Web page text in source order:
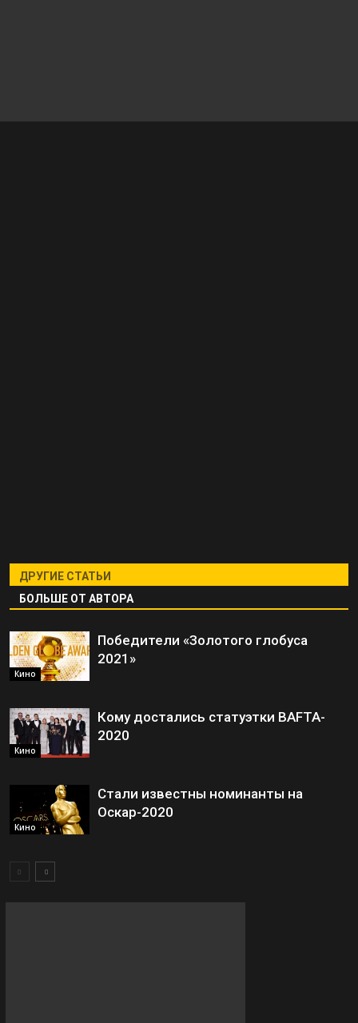
ДРУГИЕ СТАТЬИ
БОЛЬШЕ ОТ АВТОРА
Кино
Победители «Золотого глобуса
2021»
Кино
Кому достались статуэтки BAFTA-
2020
Кино
Стали известны номинанты на
Оскар-2020